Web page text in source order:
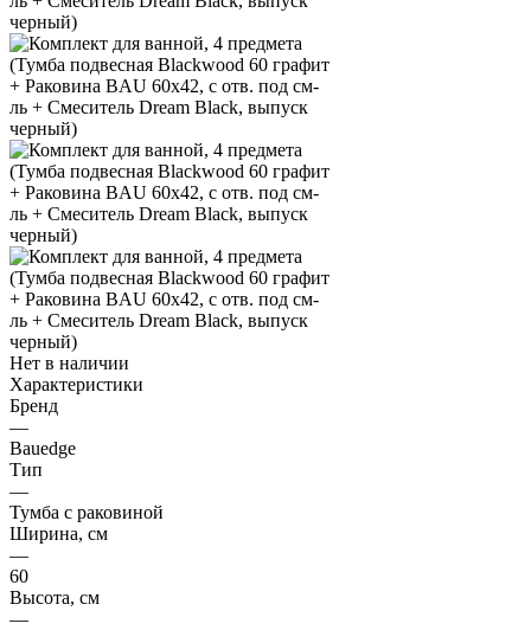
Нет в наличии
Характеристики
Бренд
—
Bauedge
Тип
—
Тумба с раковиной
Ширина, см
—
60
Высота, см
—